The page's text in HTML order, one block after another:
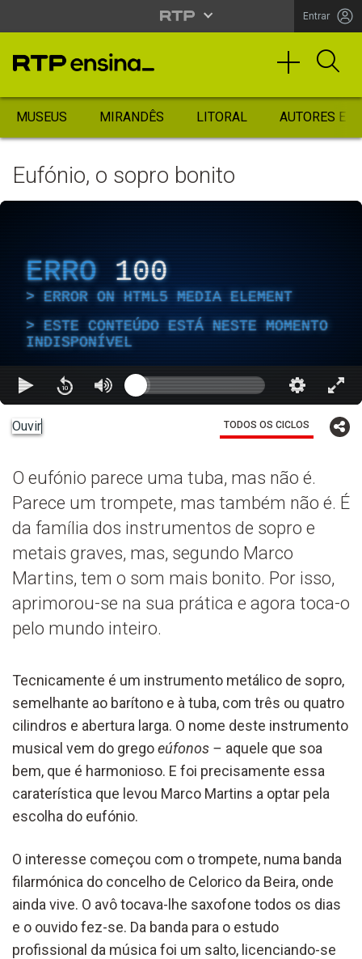
Entrar
MUSEUS MIRANDÊS LITORAL AUTORES
Eufónio, o sopro bonito
ERRO 100
ERROR ON HTML5 MEDIA ELEMENT
ESTE CONTEÚDO ESTÁ NESTE MOMENTO
INDISPONÍVEL
Ouvir TODOS OS CICLOS
O eufónio parece uma tuba, mas não é.
Parece um trompete, mas também não é. É
da família dos instrumentos de sopro e
metais graves, mas, segundo Marco
Martins, tem o som mais bonito. Por isso,
aprimorou-se na sua prática e agora toca-o
pelo mundo inteiro.
Tecnicamente é um instrumento metálico de sopro,
semelhante ao barítono e à tuba, com três ou quatro
cilindros e abertura larga. O nome deste instrumento
musical vem do gregoeúfonos – aquele que soa
bem, que é harmonioso. E foi precisamente essa
caraterística que levou Marco Martins a optar pela
escolha do eufónio.
O interesse começou com o trompete, numa banda
filarmónica do concelho de Celorico da Beira, onde
ainda vive. O avô tocava-lhe saxofone todos os dias
e o ouvido fez-se. Da banda para o estudo
profissional da música foi um salto, licenciando-se